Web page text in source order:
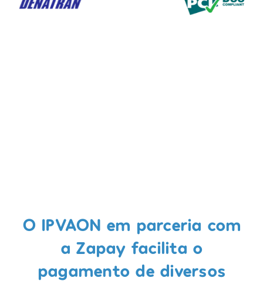
O IPVAON em parceria com
a Zapay facilita o
pagamento de diversos